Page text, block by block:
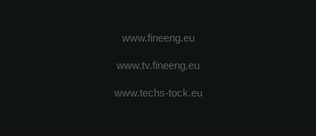
www.fineeng.eu
www.tv.fineeng.eu
www.techs-tock.eu